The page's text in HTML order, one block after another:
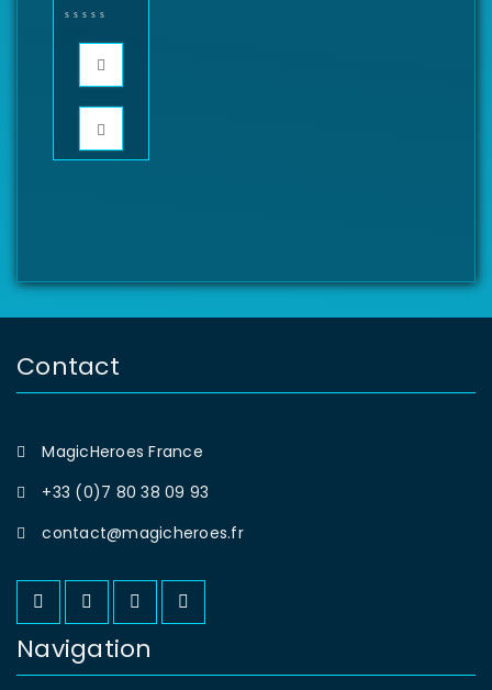
Contact
MagicHeroes France
+33 (0)7 80 38 09 93
contact@magicheroes.fr
Navigation